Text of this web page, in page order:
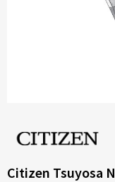
Citizen Tsuyosa